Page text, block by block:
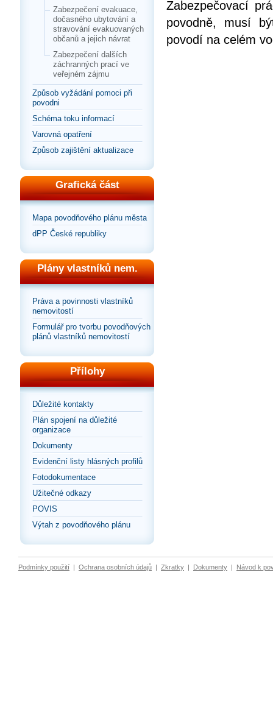
Zabezpečení evakuace,
dočasného ubytování a
stravování evakuovaných
občanů a jejich návrat
Zabezpečení dalších
záchranných prací ve
veřejném zájmu
Způsob vyžádání pomoci při
povodni
Schéma toku informací
Varovná opatření
Způsob zajištění aktualizace
Grafická část
Mapa povodňového plánu města
dPP České republiky
Plány vlastníků nem.
Práva a povinnosti vlastníků
nemovitostí
Formulář pro tvorbu povodňových
plánů vlastníků nemovitostí
Přílohy
Důležité kontakty
Plán spojení na důležité
organizace
Dokumenty
Evidenční listy hlásných profilů
Fotodokumentace
Užitečné odkazy
POVIS
Výtah z povodňového plánu
Zabezpečovací
povodně, musí
povodí na celém
Podmínky použití | Ochrana osobních údajů | Zkratky | Dokumenty | Návod k